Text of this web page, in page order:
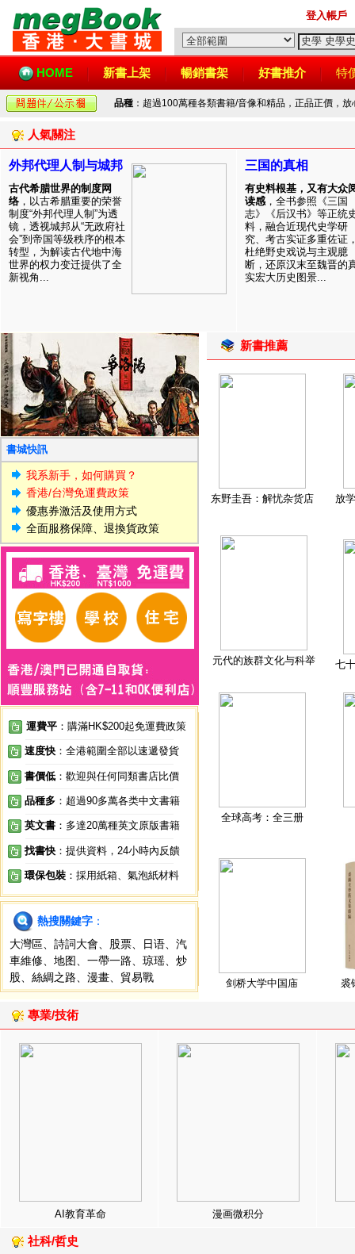
登入帳戶
HOME 新書上架 暢銷書架 好書推介 特
品種 ：超過100萬種各類書籍/音像和精品，正品正價，
人氣關注
外邦代理人制与城邦
古代希腊世界的制度网
络 ，以古希腊重要的荣誉
制度“外邦代理人制”为透
镜，透视城邦从“无政府社
会”到帝国等级秩序的根本
转型，为解读古代地中海
世界的权力变迁提供了全
新视角...
三国的真相
有史料根基，又有大众
读感 ，全书参照《三国
志》《后汉书》等正统
料，融合近现代史学研
究、考古实证多重佐证
杜绝野史戏说与主观臆
断，还原汉末至魏晋的
实宏大历史图景...
書城快訊
我系新手，如何購買？
香港/台灣免運費政策
優惠券激活及使用方式
全面服務保障、退換貨政策
運費平 ：購滿HK$200起免運費政策
速度快 ：全港範圍全部以速遞發貨
書價低 ：歡迎與任何同類書店比價
品種多 ：超過90多萬各类中文書籍
英文書 ：多達20萬種英文原版書籍
找書快 ：提供資料，24小時內反饋
環保包裝 ：採用紙箱、氣泡紙材料
熱搜關鍵字 ：
大灣區
詩詞大會 股票 日语
汽
車維修
地图 一帶一路 琼瑶
炒
股
絲綢之路 漫畫 貿易戰
新書推薦
东野圭吾：解忧杂货店 放
元代的族群文化与科举 七
全球高考：全三册
剑桥大学中国庙 裘
專業/技術
AI教育革命 漫画微积分
社科/哲史